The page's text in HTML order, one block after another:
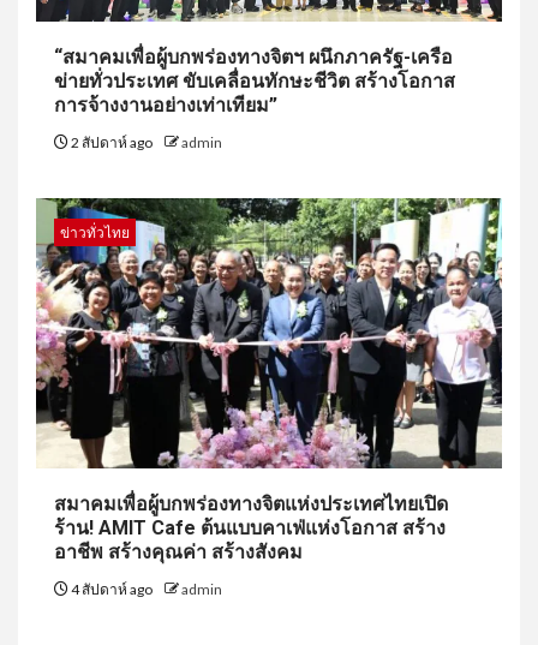
“สมาคมเพื่อผู้บกพร่องทางจิตฯ ผนึกภาครัฐ-เครือ
ข่ายทั่วประเทศ ขับเคลื่อนทักษะชีวิต สร้างโอกาส
การจ้างงานอย่างเท่าเทียม”
2 สัปดาห์ ago admin
ข่าวทั่วไทย
สมาคมเพื่อผู้บกพร่องทางจิตแห่งประเทศไทยเปิด
ร้าน! AMIT Cafe ต้นแบบคาเฟ่แห่งโอกาส สร้าง
อาชีพ สร้างคุณค่า สร้างสังคม
4 สัปดาห์ ago admin